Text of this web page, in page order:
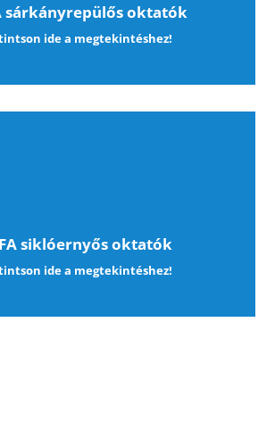
sárkányrepülős oktatók
ide a megtekintéshez!
siklóernyős oktatók
ide a megtekintéshez!